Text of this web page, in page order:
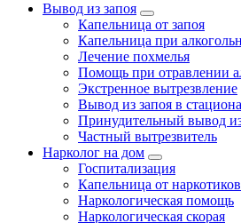
Вывод из запоя
Капельница от запоя
Капельница при
Лечение похмелья
Помощь при отравлении
Экстренное вытрезвление
Вывод из запоя в
Принудительный вывод
Частный вытрезвитель
Нарколог на дом
Госпитализация
Капельница от
Наркологическая помощь
Наркологическая скорая